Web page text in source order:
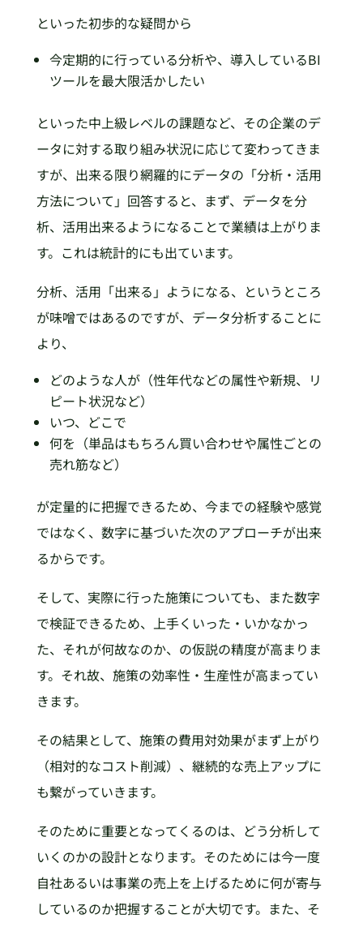
といった初歩的な疑問から
今定期的に行っている分析や、導入しているBI
ツールを最大限活かしたい
といった中上級レベルの課題など、その企業のデ
ータに対する取り組み状況に応じて変わってきま
すが、出来る限り網羅的にデータの「分析・活用
方法について」回答すると、まず、データを分
析、活用出来るようになることで業績は上がりま
す。これは統計的にも出ています。
分析、活用「出来る」ようになる、というところ
が味噌ではあるのですが、データ分析することに
より、
どのような人が（性年代などの属性や新規、リ
ピート状況など）
いつ、どこで
何を（単品はもちろん買い合わせや属性ごとの
売れ筋など）
が定量的に把握できるため、今までの経験や感覚
ではなく、数字に基づいた次のアプローチが出来
るからです。
そして、実際に行った施策についても、また数字
で検証できるため、上手くいった・いかなかっ
た、それが何故なのか、の仮説の精度が高まりま
す。それ故、施策の効率性・生産性が高まってい
きます。
その結果として、施策の費用対効果がまず上がり
（相対的なコスト削減）、継続的な売上アップに
も繋がっていきます。
そのために重要となってくるのは、どう分析して
いくのかの設計となります。そのためには今一度
自社あるいは事業の売上を上げるために何が寄与
しているのか把握することが大切です。また、そ